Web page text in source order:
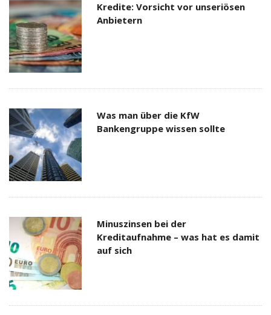
Kredite: Vorsicht vor unseriösen
Anbietern
Was man über die KfW
Bankengruppe wissen sollte
Minuszinsen bei der
Kreditaufnahme – was hat es damit
auf sich